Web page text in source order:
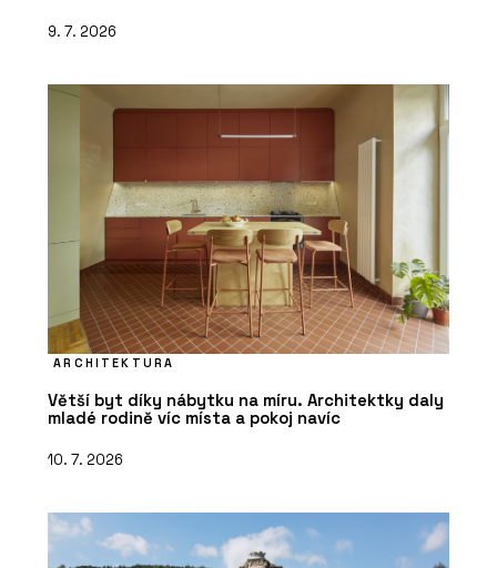
9. 7. 2026
ARCHITEKTURA
Větší byt díky nábytku na míru. Architektky daly
mladé rodině víc místa a pokoj navíc
10. 7. 2026